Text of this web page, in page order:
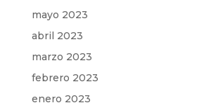
mayo 2023
abril 2023
marzo 2023
febrero 2023
enero 2023